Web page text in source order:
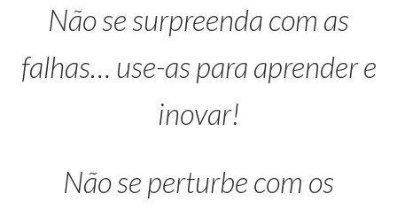
Não se surpreenda com as
falhas… use-as para aprender e
inovar!
Não se perturbe com os